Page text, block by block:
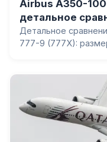
Airbus A350-
детальное
вывод редакции
Детальное
777-9 (777X):
редакции